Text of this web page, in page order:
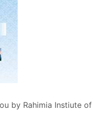
by Rahimia Instiute of